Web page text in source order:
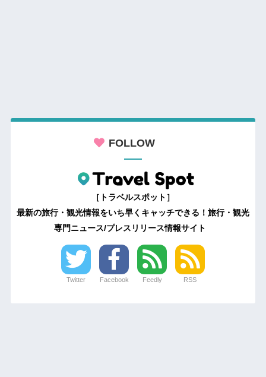
FOLLOW
［トラベルスポット］
最新の旅行・観光情報をいち早くキャッチできる！旅行・観光
専門ニュース/プレスリリース情報サイト
Twitter Facebook Feedly RSS